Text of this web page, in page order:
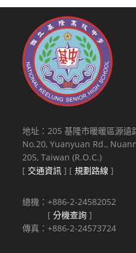
地址：205 基隆市暖暖區源遠
No.20, Yuanyuan Rd.,
205, Taiwan (R.O.C.)
[ 交通資訊 ] [規劃路線 ]
總機：+886-2-24582052
[分機查詢 ]
傳真：+886-2-24573724